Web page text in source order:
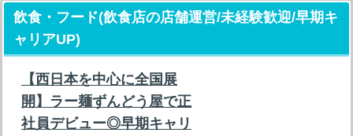
飲食・フード(飲食店の店舗運営/未経験歓迎/早期キ
ャリアUP)
【西日本を中心に全国展
開】ラー麺ずんどう屋で正
社員デビュー◎早期キャリ